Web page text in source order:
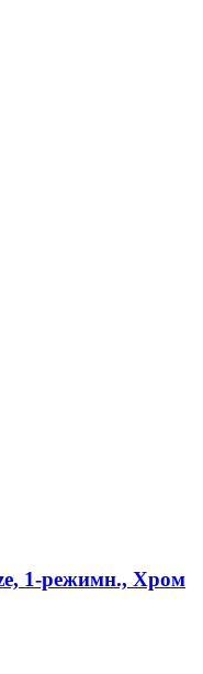
1-режимн., Хром